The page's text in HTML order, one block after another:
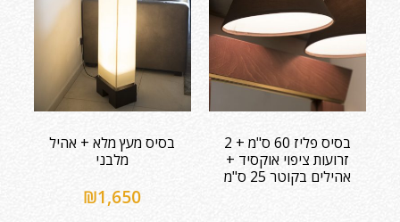
בסיס פליז 60 ס"מ + 2
זרועות ציפוי אוקסיד +
אהילים בקוטר 25 ס"מ
בסיס מעץ מלא + אהיל
מלבני
₪1,650